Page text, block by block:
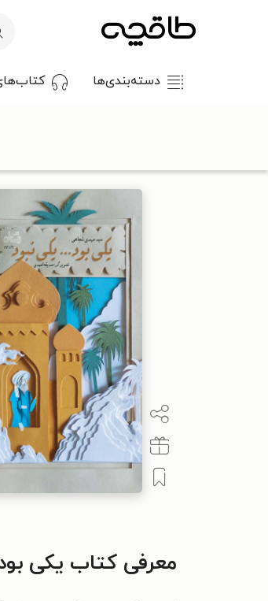
دسته‌بندی‌ها
معرفی کتاب یکی